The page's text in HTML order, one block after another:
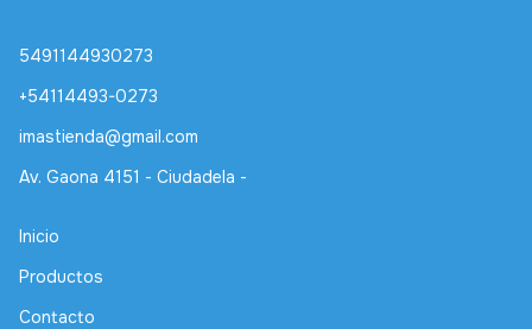
5491144930273
+54114493-0273
imastienda@gmail.com
Av. Gaona 4151 - Ciudadela -
Inicio
Productos
Contacto